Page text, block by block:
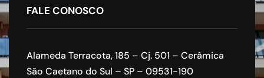
FALE CONOSCO
Alameda Terracota, 185 – Cj. 501 – Cerâmica
São Caetano do Sul – SP – 09531-190